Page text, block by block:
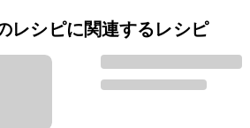
レシピに関連するレシピ